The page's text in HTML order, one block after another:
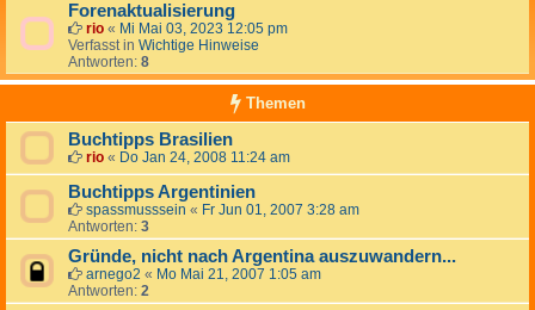
Forenaktualisierung
rio « Mi Mai 03, 2023 12:05 pm
Verfasst in Wichtige Hinweise
Antworten: 8
Themen
Buchtipps Brasilien
rio « Do Jan 24, 2008 11:24 am
Buchtipps Argentinien
spassmusssein « Fr Jun 01, 2007 3:28 am
Antworten: 3
Gründe, nicht nach Argentina auszuwandern...
arnego2 « Mo Mai 21, 2007 1:05 am
Antworten: 2